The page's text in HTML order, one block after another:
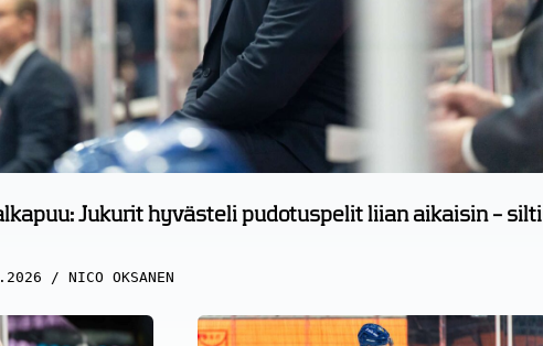
Jukurit hyvästeli pudotuspelit liian aikaisin – silti
NICO OKSANEN